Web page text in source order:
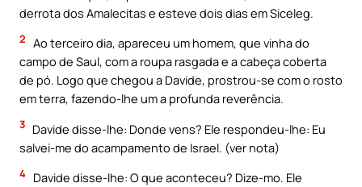
derrota dos Amalecitas e esteve dois dias em Siceleg.
2 Ao terceiro dia, apareceu um homem, que vinha do
campo de Saul, com a roupa rasgada e a cabeça coberta
de pó. Logo que chegou a Davide, prostrou-se com o rosto
em terra, fazendo-lhe um a profunda reverência.
3 Davide disse-lhe: Donde vens? Ele respondeu-lhe: Eu
salvei-me do acampamento de Israel. (ver nota)
4 Davide disse-lhe: O que aconteceu? Dize-mo. Ele